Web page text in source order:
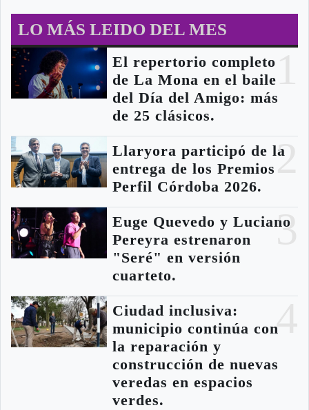
LO MÁS LEIDO DEL MES
El repertorio completo
de La Mona en el baile
del Día del Amigo: más
de 25 clásicos.
2
Llaryora participó de la
entrega de los Premios
Perfil Córdoba 2026.
3
Euge Quevedo y Luciano
Pereyra estrenaron
"Seré" en versión
cuarteto.
4
Ciudad inclusiva:
municipio continúa con
la reparación y
construcción de nuevas
veredas en espacios
verdes.